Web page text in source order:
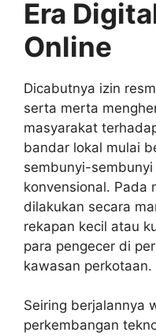
Era
Online
Dicabutnya izin
serta merta
masyarakat
bandar lokal mulai
sembunyi-
konvensional. Pada
dilakukan secara
rekapan kecil atau
para pengecer di
kawasan perkotaan.
Seiring berjalannya
perkembangan